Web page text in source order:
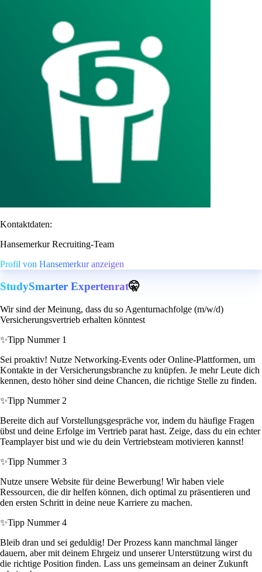
Kontaktdaten:
Hansemerkur Recruiting-Team
Profil von Hansemerkur anzeigen
StudySmarter Expertenrat🤫
Wir sind der Meinung, dass du so Agenturnachfolge (m/w/d)
Versicherungsvertrieb erhalten könntest
✨Tipp Nummer 1
Sei proaktiv! Nutze Networking-Events oder Online-Plattformen, um
Kontakte in der Versicherungsbranche zu knüpfen. Je mehr Leute dich
kennen, desto höher sind deine Chancen, die richtige Stelle zu finden.
✨Tipp Nummer 2
Bereite dich auf Vorstellungsgespräche vor, indem du häufige Fragen
übst und deine Erfolge im Vertrieb parat hast. Zeige, dass du ein echter
Teamplayer bist und wie du dein Vertriebsteam motivieren kannst!
✨Tipp Nummer 3
Nutze unsere Website für deine Bewerbung! Wir haben viele
Ressourcen, die dir helfen können, dich optimal zu präsentieren und
den ersten Schritt in deine neue Karriere zu machen.
✨Tipp Nummer 4
Bleib dran und sei geduldig! Der Prozess kann manchmal länger
dauern, aber mit deinem Ehrgeiz und unserer Unterstützung wirst du
die richtige Position finden. Lass uns gemeinsam an deiner Zukunft